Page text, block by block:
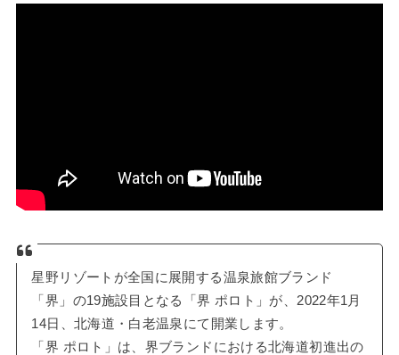
星野リゾートが全国に展開する温泉旅館ブランド
「界」の19施設目となる「界 ポロト」が、2022年1月
14日、北海道・白老温泉にて開業します。
「界 ポロト」は、界ブランドにおける北海道初進出の